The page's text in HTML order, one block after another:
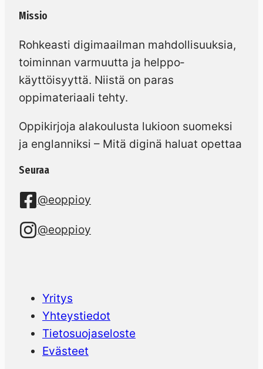
Missio
Rohkeasti digimaailman mahdollisuuksia,
toiminnan varmuutta ja helppo­
käyttöisyyttä. Niistä on paras
oppimateriaali tehty.
Oppikirjoja alakoulusta lukioon suomeksi
ja englanniksi – Mitä diginä haluat opettaa
Seuraa
@eoppioy
@eoppioy
Yritys
Yhteystiedot
Tietosuojaseloste
Evästeet